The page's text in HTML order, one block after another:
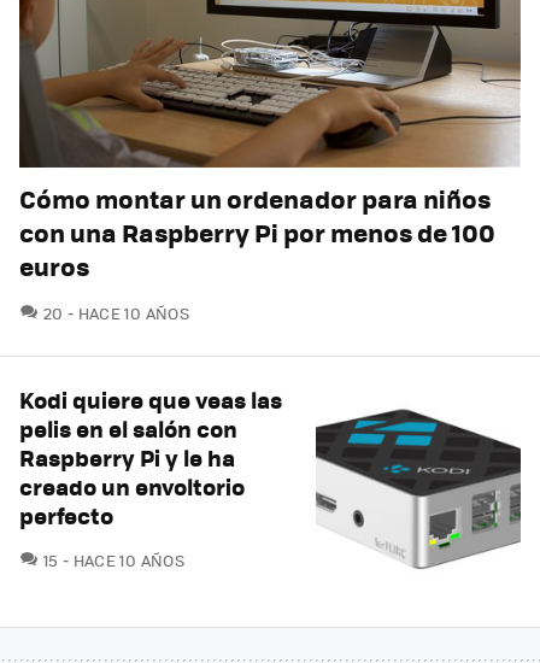
Cómo montar un ordenador para niños
con una Raspberry Pi por menos de 100
euros
20 COMENTARIOS
HACE 10 AÑOS
Kodi quiere que veas las
pelis en el salón con
Raspberry Pi y le ha
creado un envoltorio
perfecto
15 COMENTARIOS
HACE 10 AÑOS